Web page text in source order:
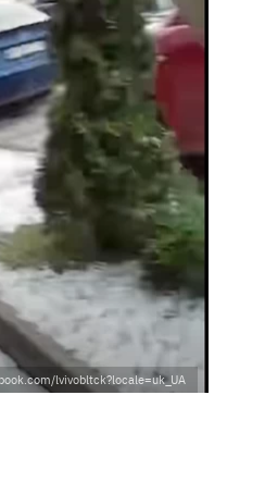
lvivobltck?locale=uk_UA